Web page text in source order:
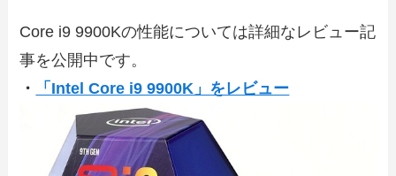
Core i9 9900Kの性能については詳細なレビュー記
事を公開中です。
・
「Intel Core i9 9900K」をレビュー